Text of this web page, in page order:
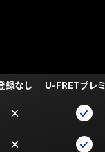
録なし U-FRETプレ
×
×